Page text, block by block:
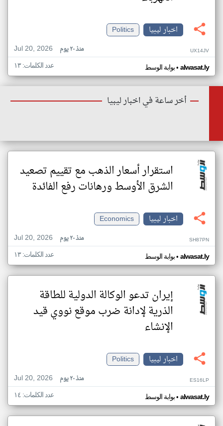
اخبار ليبيا
Politics
Jul 20, 2026
منذ ٢٠ يوم UX14JV
بوابة الوسط• alwasat.ly عدد الكلمات: ١٣
أخر ساعة في اخبار ليبيا
استقرار أسعار الذهب مع تقييم تصعيد
الشرق الأوسط ورهانات رفع الفائدة
اخبار ليبيا
Economics
Jul 20, 2026
منذ ٢٠ يوم SH87PN
بوابة الوسط• alwasat.ly عدد الكلمات: ١٣
إيران تدعو الوكالة الدولية للطاقة
الذرية لإدانة ضرب موقع نووي قيد
الإنشاء
اخبار ليبيا
Politics
Jul 20, 2026
منذ ٢٠ يوم ES16LP
بوابة الوسط• alwasat.ly عدد الكلمات: ١٤